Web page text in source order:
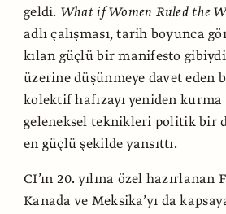
geldi. What if Women Ruled the
adlı çalışması, tarih boyunca
kılan güçlü bir manifesto
üzerine düşünmeye davet eden
kolektif hafızayı yeniden
geleneksel teknikleri politik bir
en güçlü şekilde yansıttı.
CI’ın 20. yılına özel
Kanada ve Meksika’yı da